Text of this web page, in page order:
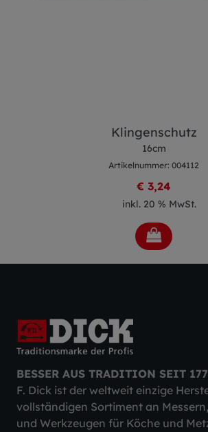
Klingenschutz
16cm
Artikelnummer: 004112
€ 3,24
inkl. 20 % MwSt.
BESSER AUS TRADITION SEIT
F. Dick ist der weltweit einzige
vollständigen Sortiment an
und Werkzeugen für Köche und